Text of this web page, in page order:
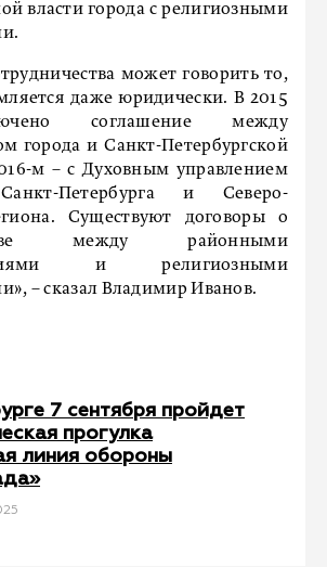
власти города с религиозными
может говорить то,
даже юридически. В 2015
соглашение между
города и Санкт-Петербургской
м – с Духовным управлением
Петербурга и Северо-
Существуют договоры о
между районными
и религиозными
– сказал Владимир Иванов.
7 сентября пройдет
прогулка
линия обороны